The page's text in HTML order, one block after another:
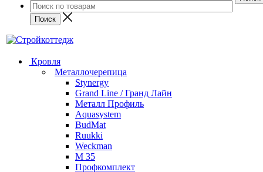
Кровля
Металлочерепица
Stynergy
Grand Line / Гранд Лайн
Металл Профиль
Aquasystem
BudMat
Ruukki
Weckman
М 35
Профкомплект